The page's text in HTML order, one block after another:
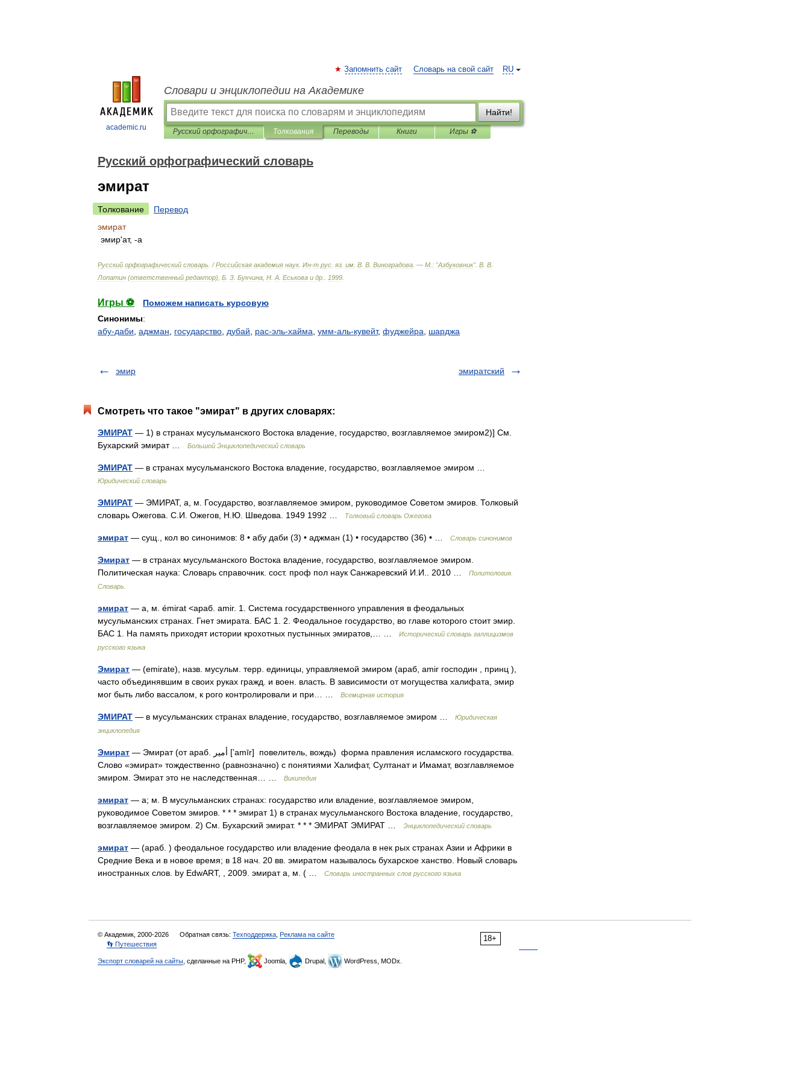
academic.ru
RU
Запомнить сайт Словарь на свой сайт
Словари и энциклопедии на Академике
Найти!
Русский орфографический словарь Толкования Переводы Книги Игры ⚽
Русский орфографический словарь
эмират
Толкование
Перевод
эмират
эмир'ат, -а
Русский орфографический словарь . /Российская академия наук. Ин-т рус яз им В В Виноградова . — М : "Азбуковник". В В
Лопатин (ответственный редактор), Б З Букчина Н А Еськова и др 1999
Игры ⚽
Поможем написать курсовую
Синонимы:
абу-даби аджман государство дубай рас-эль-хайма умм-аль-кувейт, фуджейра шарджа
эмир эмиратский
Смотреть что такое "эмират" в других словарях:
ЭМИРАТ — 1) в странах мусульманского Востока владение, государство, возглавляемое эмиром2)] См.
Бухарский эмират …
Большой Энциклопедический словарь
ЭМИРАТ — в странах мусульманского Востока владение, государство, возглавляемое эмиром …
Юридический словарь
ЭМИРАТ — ЭМИРАТ, а, м. Государство, возглавляемое эмиром, руководимое Советом эмиров. Толковый
словарь Ожегова. С.И. Ожегов, Н.Ю. Шведова. 1949 1992 …
Толковый словарь Ожегова
эмират — сущ., кол во синонимов: 8 • абу даби (3) • аджман (1) • государство (36) • … Словарь синонимов
Эмират — в странах мусульманского Востока владение, государство, возглавляемое эмиром.
Политическая наука: Словарь справочник. сост. проф пол наук Санжаревский И.И.. 2010 …
Политология.
Словарь.
эмират — а, м. émirat <араб. amir. 1. Система государственного управления в феодальных
мусульманских странах. Гнет эмирата. БАС 1. 2. Феодальное государство, во главе которого стоит эмир.
БАС 1. На память приходят истории крохотных пустынных эмиратов,… …
Исторический словарь галлицизмов
русского языка
Эмират — (emirate), назв. мусульм. терр. единицы, управляемой эмиром (араб, amir господин , принц ),
часто объединявшим в своих руках гражд. и воен. власть. В зависимости от могущества халифата, эмир
мог быть либо вассалом, к рого контролировали и при… …
Всемирная история
ЭМИРАТ — в мусульманских странах владение, государство, возглавляемое эмиром …
Юридическая
энциклопедия
Эмират — Эмират (от араб. أمیر‎‎ [’amīr] повелитель, вождь) форма правления исламского государства.
Слово «эмират» тождественно (равнозначно) с понятиями Халифат, Султанат и Имамат, возглавляемое
эмиром. Эмират это не наследственная… …
Википедия
эмират — а; м. В мусульманских странах: государство или владение, возглавляемое эмиром,
руководимое Советом эмиров. * * * эмират 1) в странах мусульманского Востока владение, государство,
возглавляемое эмиром. 2) См. Бухарский эмират. * * * ЭМИРАТ ЭМИРАТ …
Энциклопедический словарь
эмират — (араб. ) феодальное государство или владение феодала в нек рых странах Азии и Африки в
Средние Века и в новое время; в 18 нач. 20 вв. эмиратом называлось бухарское ханство. Новый словарь
иностранных слов. by EdwART, , 2009. эмират а, м. ( …
Словарь иностранных слов русского языка
18+
© Академик, 2000-2026 Обратная связь: Техподдержка Реклама на сайте
👣 Путешествия
Экспорт словарей на сайты , сделанные на PHP, Joomla, Drupal, WordPress, MODx.